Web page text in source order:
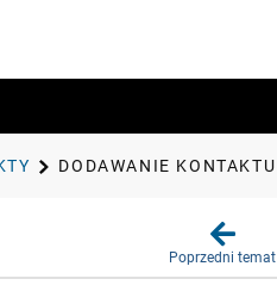
DODAWANIE KONTAKTU
Poprzedni temat